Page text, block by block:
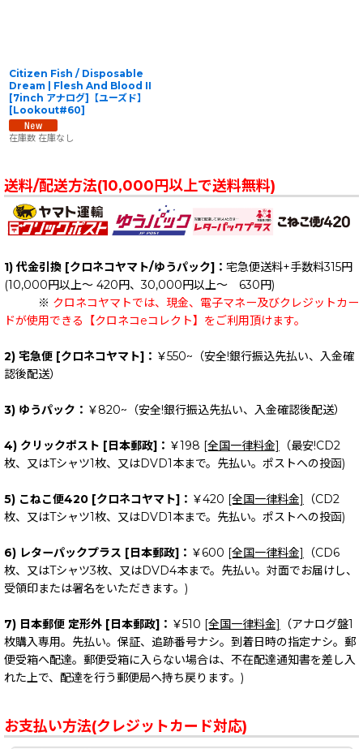
Citizen Fish / Disposable
Dream | Flesh And Blood II
[7inch アナログ]【ユーズド】
[Lookout#60]
在庫数 在庫なし
送料/配送方法(10,000円以上で送料無料)
1) 代金引換 [クロネコヤマト/ゆうパック]： 宅急便送料+手数料315円
(10,000円以上～ 420円、30,000円以上～ 630円)
※ クロネコヤマトでは、現金、電子マネー及びクレジットカー
ドが使用できる【クロネコeコレクト】をご利用頂けます。
2) 宅急便 [クロネコヤマト]： ￥550~（安全!銀行振込先払い、入金確
認後配送）
3) ゆうパック： ￥820~（安全!銀行振込先払い、入金確認後配送）
4) クリックポスト [日本郵政]： ￥198 [全国一律料金]
（最安!CD2
枚、又はTシャツ1枚、又はDVD1本まで。先払い。ポストへの投函)
5) こねこ便420 [クロネコヤマト]： ￥420 [全国一律料金]
（CD2
枚、又はTシャツ1枚、又はDVD1本まで。先払い。ポストへの投函)
6) レターパックプラス [日本郵政]： ￥600 [全国一律料金]
（CD6
枚、又はTシャツ3枚、又はDVD4本まで。先払い。対面でお届けし、
受領印または署名をいただきます。)
7) 日本郵便 定形外 [日本郵政]： ￥510 [全国一律料金]
（アナログ盤1
枚購入専用。先払い。保証、追跡番号ナシ。到着日時の指定ナシ。郵
便受箱へ配達。郵便受箱に入らない場合は、不在配達通知書を差し入
れた上で、配達を行う郵便局へ持ち戻ります。)
お支払い方法(クレジットカード対応)